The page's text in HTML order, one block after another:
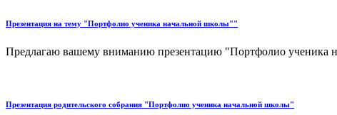
Презентация на тему "Портфолио ученика начальной школы""
Предлагаю вашему вниманию презентацию "Портфолио ученика
Презентация родительского собрания "Портфолио ученика начальной школы"